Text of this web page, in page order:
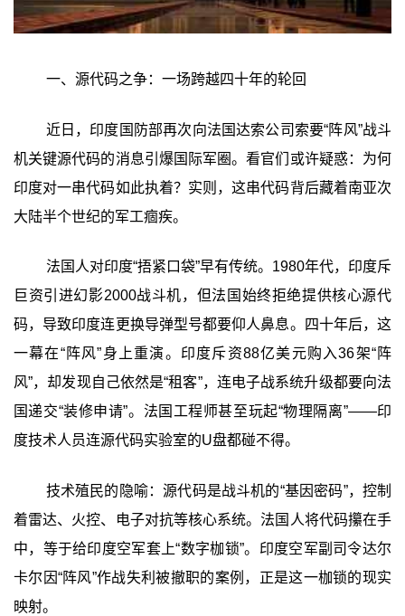
一、源代码之争：一场跨越四十年的轮回
近日，印度国防部再次向法国达索公司索要“阵风”战斗
机关键源代码的消息引爆国际军圈。看官们或许疑惑：为何
印度对一串代码如此执着？实则，这串代码背后藏着南亚次
大陆半个世纪的军工痼疾。
法国人对印度“捂紧口袋”早有传统。1980年代，印度斥
巨资引进幻影2000战斗机，但法国始终拒绝提供核心源代
码，导致印度连更换导弹型号都要仰人鼻息。四十年后，这
一幕在“阵风”身上重演。印度斥资88亿美元购入36架“阵
风”，却发现自己依然是“租客”，连电子战系统升级都要向法
国递交“装修申请”。法国工程师甚至玩起“物理隔离”——印
度技术人员连源代码实验室的U盘都碰不得。
技术殖民的隐喻：源代码是战斗机的“基因密码”，控制
着雷达、火控、电子对抗等核心系统。法国人将代码攥在手
中，等于给印度空军套上“数字枷锁”。印度空军副司令达尔
卡尔因“阵风”作战失利被撤职的案例，正是这一枷锁的现实
映射。